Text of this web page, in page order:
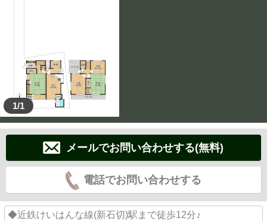
1/1
メールでお問い合わせする(無料)
電話でお問い合わせする
◆近鉄けいはんな線(新石切)駅まで徒歩12分♪